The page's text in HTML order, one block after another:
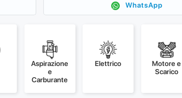
WhatsApp
Aspirazione
e
Carburante
Elettrico
Motore e
Scarico